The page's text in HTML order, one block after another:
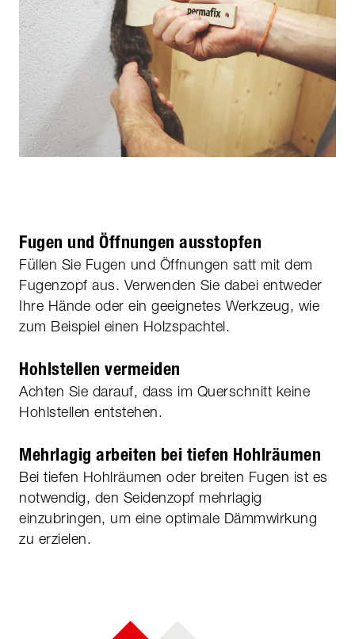
Fugen und Öffnungen ausstopfen
Füllen Sie Fugen und Öffnungen satt mit dem
Fugenzopf aus. Verwenden Sie dabei entweder
Ihre Hände oder ein geeignetes Werkzeug, wie
zum Beispiel einen Holzspachtel.
Hohlstellen vermeiden
Achten Sie darauf, dass im Querschnitt keine
Hohlstellen entstehen.
Mehrlagig arbeiten bei tiefen Hohlräumen
Bei tiefen Hohlräumen oder breiten Fugen ist es
notwendig, den Seidenzopf mehrlagig
einzubringen, um eine optimale Dämmwirkung
zu erzielen.